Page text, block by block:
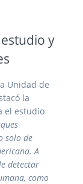
y
Unidad de
la
el estudio
solo de
A
detectar
como